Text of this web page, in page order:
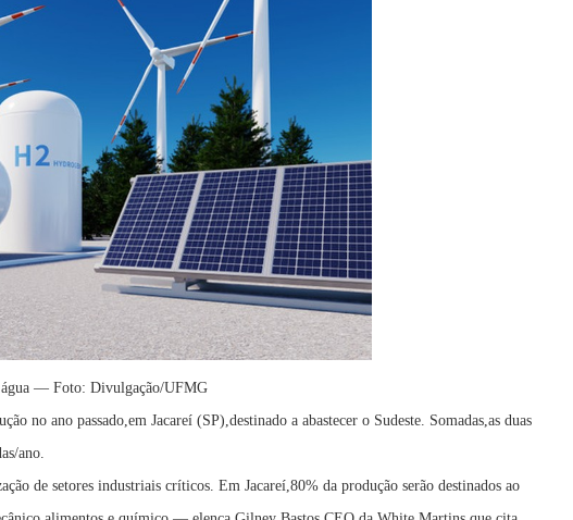
água — Foto: Divulgação/UFMG
no ano passado,em Jacareí (SP),destinado a abastecer o Sudeste. Somadas,as duas
ano.
de setores industriais críticos. Em Jacareí,80% da produção serão destinados ao